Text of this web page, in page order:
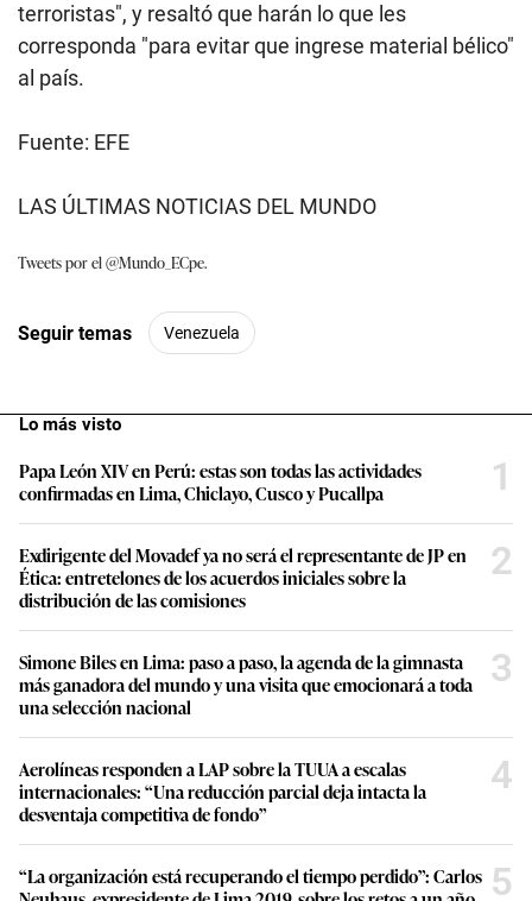
terroristas", y resaltó que harán lo que les
corresponda "para evitar que ingrese material bélico"
al país.
Fuente: EFE
LAS ÚLTIMAS NOTICIAS DEL MUNDO
Tweets por el @Mundo_ECpe.
Seguir temas Venezuela
Lo más visto
Papa León XIV en Perú: estas son todas las actividades
confirmadas en Lima, Chiclayo, Cusco y Pucallpa
1
Exdirigente del Movadef ya no será el representante de JP en
Ética: entretelones de los acuerdos iniciales sobre la
distribución de las comisiones
2
Simone Biles en Lima: paso a paso, la agenda de la gimnasta
más ganadora del mundo y una visita que emocionará a toda
una selección nacional
3
Aerolíneas responden a LAP sobre la TUUA a escalas
internacionales: “Una reducción parcial deja intacta la
desventaja competitiva de fondo”
4
“La organización está recuperando el tiempo perdido”: Carlos 5